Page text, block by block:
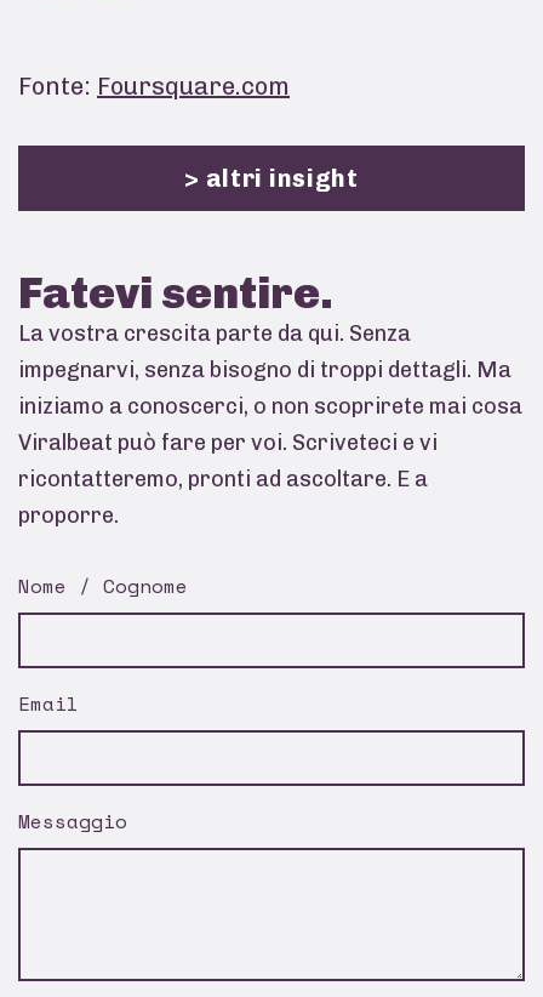
Fonte: Foursquare.com
> altri insight
Fatevi sentire.
La vostra crescita parte da qui. Senza
impegnarvi, senza bisogno di troppi dettagli. Ma
iniziamo a conoscerci, o non scoprirete mai cosa
Viralbeat può fare per voi. Scriveteci e vi
ricontatteremo, pronti ad ascoltare. E a
proporre.
Nome / Cognome
Email
Messaggio